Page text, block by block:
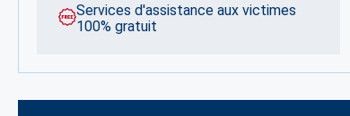
Services d'assistance aux victimes
100% gratuit